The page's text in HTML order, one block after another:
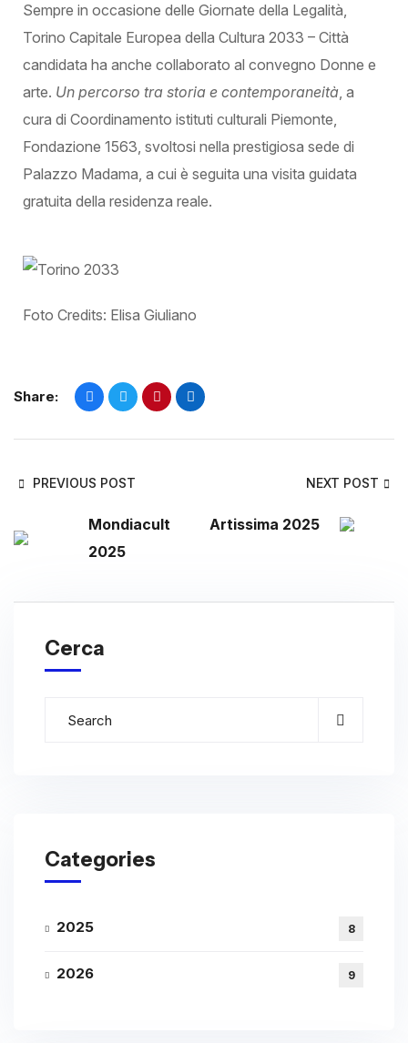
Sempre in occasione delle Giornate della Legalità,
Torino Capitale Europea della Cultura 2033 – Città
candidata ha anche collaborato al convegno Donne e
arte. Un percorso tra storia e contemporaneità, a
cura di Coordinamento istituti culturali Piemonte,
Fondazione 1563, svoltosi nella prestigiosa sede di
Palazzo Madama, a cui è seguita una visita guidata
gratuita della residenza reale.
Foto Credits: Elisa Giuliano
Share:
PREVIOUS POST
Mondiacult
2025
NEXT POST
Artissima 2025
Cerca
Categories
2025 8
2026 9